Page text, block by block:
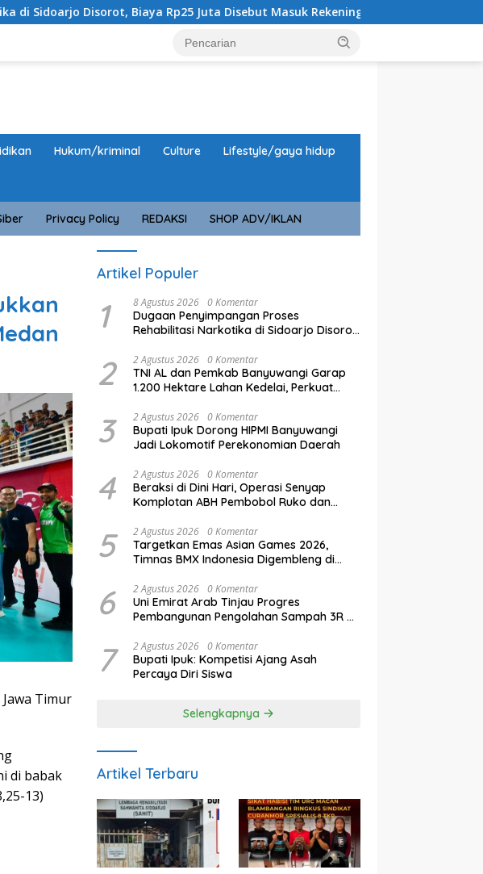
Biaya Rp25 Juta Disebut Masuk Rekening Pribadi URC Macan
Hukum/kriminal Culture Lifestyle/gaya hidup
Privacy Policy REDAKSI SHOP ADV/IKLAN
Timur
di babak
13)
Artikel Populer
1 8 Agustus 2026 0 Komentar
Dugaan Penyimpangan Proses
Rehabilitasi Narkotika di Sidoarjo Disorot,
Pribadi
2 2 Agustus 2026 0 Komentar
TNI AL dan Pemkab Banyuwangi Garap
1.200 Hektare Lahan Kedelai, Perkuat
3 2 Agustus 2026 0 Komentar
Bupati Ipuk Dorong HIPMI Banyuwangi
Jadi Lokomotif Perekonomian Daerah
4 2 Agustus 2026 0 Komentar
Beraksi di Dini Hari, Operasi Senyap
Komplotan ABH Pembobol Ruko dan
Blambangan
5 2 Agustus 2026 0 Komentar
Targetkan Emas Asian Games 2026,
Timnas BMX Indonesia Digembleng di
6 2 Agustus 2026 0 Komentar
Uni Emirat Arab Tinjau Progres
Pembangunan Pengolahan Sampah 3R di
7 2 Agustus 2026 0 Komentar
Bupati Ipuk: Kompetisi Ajang Asah
Percaya Diri Siswa
Selengkapnya
Artikel Terbaru